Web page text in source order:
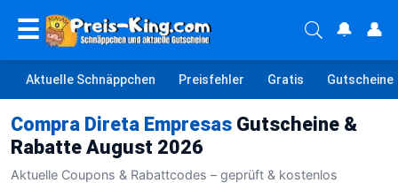
☰ 🔔 👤
Aktuelle Schnäppchen Preisfehler Gratis Gutscheine
Compra Direta Empresas Gutscheine &
Rabatte August 2026
Aktuelle Coupons & Rabattcodes – geprüft & kostenlos